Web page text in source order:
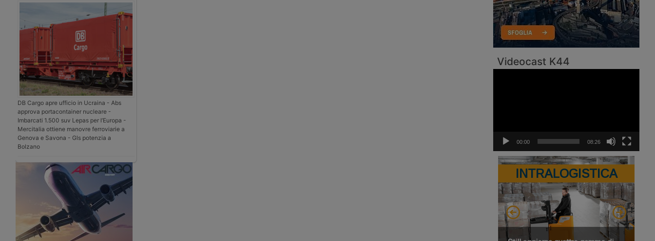
DB Cargo apre ufficio in Ucraina - Abs
approva portacontainer nucleare -
Imbarcati 1.500 suv Lepas per l’Europa -
Mercitalia ottiene manovre ferroviarie a
Genova e Savona - Gls potenzia a
Bolzano
Videocast K44
00:00 08:26
INTRALOGISTICA